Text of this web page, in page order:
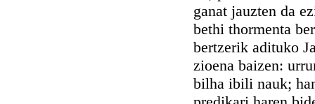
ganat jauzten da
bethi thormenta
bertzerik adituko
zioena baizen:
bilha ibili nauk;